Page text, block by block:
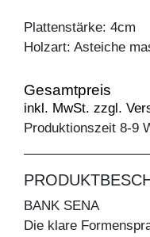
Plattenstärke: 4cm
Holzart: Asteiche
Gesamtpreis
inkl. MwSt. zzgl.
Produktionszeit 8-9
BANK SENA
Die klare